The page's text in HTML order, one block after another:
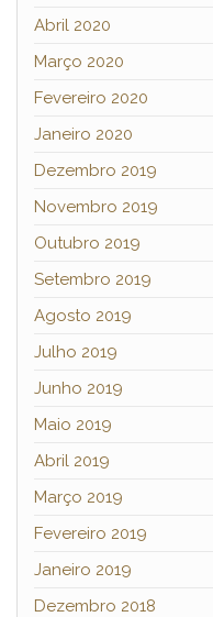
Abril 2020
Março 2020
Fevereiro 2020
Janeiro 2020
Dezembro 2019
Novembro 2019
Outubro 2019
Setembro 2019
Agosto 2019
Julho 2019
Junho 2019
Maio 2019
Abril 2019
Março 2019
Fevereiro 2019
Janeiro 2019
Dezembro 2018